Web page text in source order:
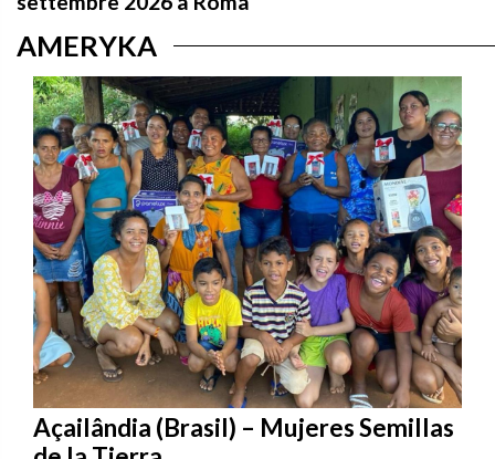
Açailândia (Brasil) – Mujeres Semillas
de la Tierra